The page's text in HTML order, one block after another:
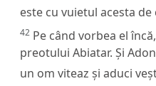
este cu vuietul acesta de
42 Pe când vorbea el
preotului Abiatar. Și
un om viteaz și aduci